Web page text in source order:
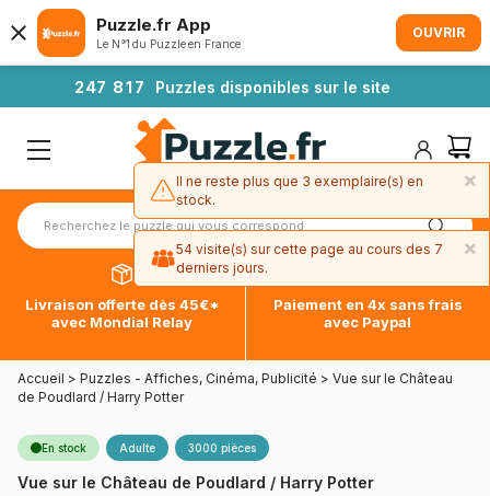
247 81 7 Puzzles disponibles sur le site
Livraison offerte dès 45€*
avec Mondial Relay
Paiement en 4x sans frais
avec Paypal
Accueil > Puzzles - Affiches, Cinéma, Publicité > Vue sur le Château
de Poudlard / Harry Potter
En stock Adulte 3000 pièces
Vue sur le Château de Poudlard / Harry Potter
Puzzle.fr App
Le N°1 du Puzzle en France
OUVRIR
×
Il ne reste plus que 3 exemplaire(s) en
stock.
×
54 visite(s) sur cette page au cours des 7
derniers jours.